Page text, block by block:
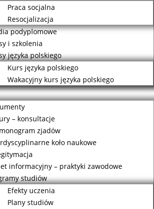
Praca socjalna
Resocjalizacja
podyplomowe
i szkolenia
języka polskiego
Kurs języka polskiego
Wakacyjny kurs języka polskiego
– konsultacje
zjadów
koło naukowe
informacyjny – praktyki zawodowe
studiów
Efekty uczenia
Plany studiów